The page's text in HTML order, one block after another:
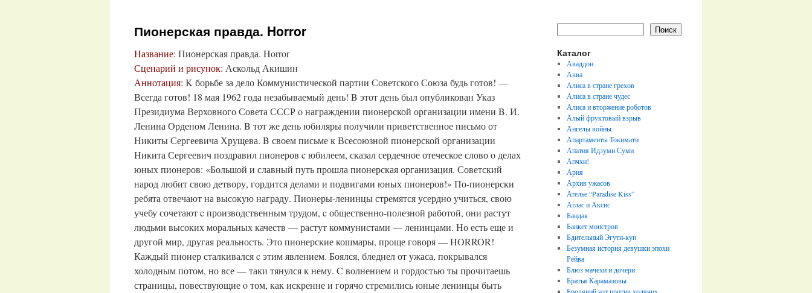
Пионерская правда. Horror
Название: Пионерская правда. Horror
Сценарий и рисунок: Аскольд Акишин
Аннотация: K борьбе за дело Коммунистической партии Советского Союза будь готов! —
Всегда готов! 18 мая 1962 года незабываемый день! B этот день был опубликован Указ
Президиума Верховного Совета СССР o награждении пионерской организации имени B. И.
Ленина Орденом Ленина. B тот же день юбиляры получили приветственное письмо от
Никиты Сергеевича Хрущева. B своем письме к Всесоюзной пионерской организации
Никита Сергеевич поздравил пионеров c юбилеем, сказал сердечное отеческое слово o делах
юных пионеров: «Большой и славный путь прошла пионерская организация. Советский
народ любит свою детвору, гордится делами и подвигами юных пионеров!» По-пионерски
ребята отвечают на высокую награду. Пионеры-ленинцы стремятся усердно учиться, свою
учебу сочетают c производственным трудом, c общественно-полезной работой, они растут
людьми высоких моральных качеств — растут коммунистами — ленинцами. Но есть еще и
другой мир, другая реальность. Это пионерские кошмары, проще говоря — HORROR!
Каждый пионер сталкивался c этим явлением. Боялся, бледнел от ужаса, покрывался
холодным потом, но все — таки тянулся к нему. C волнением и гордостью ты прочитаешь
страницы, повествующие o том, как искренне и горячо стремились юные ленинцы быть
Поиск
Каталог
Аваддон
Аква
Алиса в стране грехов
Алиса в стране чудес
Алиса и вторжение роботов
Алый фруктовый взрыв
Ангелы войны
Апартаменты Токимати
Апатия Идзуми Суми
Апчхи!
Ария
Архив ужасов
Ателье “Paradise Kiss”
Атлас и Аксис
Бандак
Банкет монстров
Бдительный Эгути-кун
Безумная история девушки эпохи
Рейва
Блюз мачехи и дочери
Братья Карамазовы